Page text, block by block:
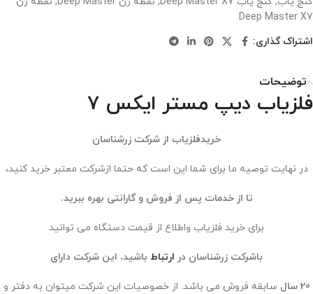
Deep Master X7
اشتراک گذاری:
توضیحات
فلزیاب دیپ مستر ایکس 7
خریدفلزیاب از شرکت زرشناسان
در نهایت توصیه ما برای شما این است که حتما ازشرکت معتبر خرید کنید،
تا از خدمات پس از فروش و گارانتی بهره ببرید.
برای خرید فلزیاب واطلاع از قیمت دستگاه می توانید
باشرکت زرشناسان در ارتباط باشید، این شرکت دارای
20 سال
سابقه فروش می باشد. از خصوصیات این شرکت میتوان به دفتر و